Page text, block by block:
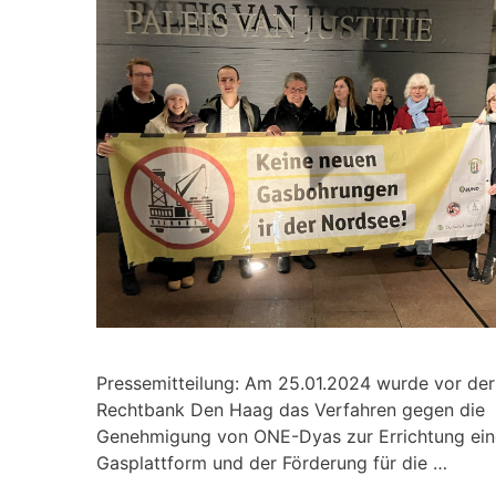
Pressemitteilung: Am 25.01.2024 wurde vor der
Rechtbank Den Haag das Verfahren gegen die
Genehmigung von ONE-Dyas zur Errichtung
Gasplattform und der Förderung für die …